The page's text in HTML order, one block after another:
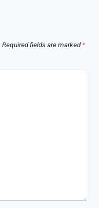
Required fields are marked*